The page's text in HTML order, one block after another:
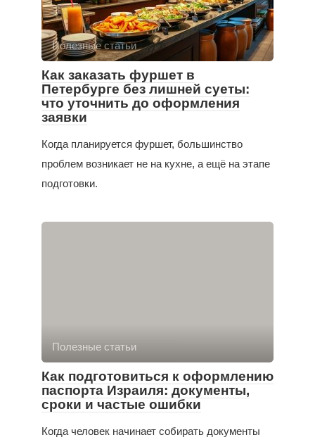
Полезные статьи
Как заказать фуршет в
Петербурге без лишней суеты:
что уточнить до оформления
заявки
Когда планируется фуршет, большинство
проблем возникает не на кухне, а ещё на этапе
подготовки.
Полезные статьи
Как подготовиться к оформлению
паспорта Израиля: документы,
сроки и частые ошибки
Когда человек начинает собирать документы